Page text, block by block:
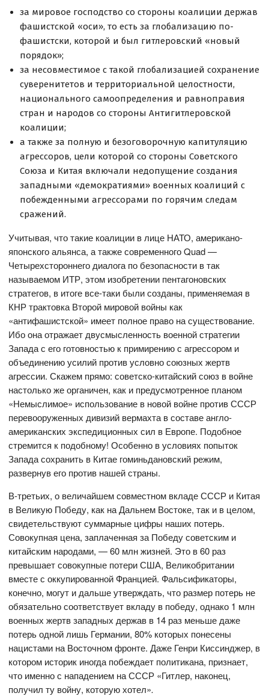
за мировое господство со стороны коалиции держав
фашистской «оси», то есть за глобализацию по-
фашистски, которой и был гитлеровский «новый
порядок»;
за несовместимое с такой глобализацией сохранение
суверенитетов и территориальной целостности,
национального самоопределения и равноправия
стран и народов со стороны Антигитлеровской
коалиции;
а также за полную и безоговорочную капитуляцию
агрессоров, цели которой со стороны Советского
Союза и Китая включали недопущение создания
западными «демократиями» военных коалиций с
побежденными агрессорами по горячим следам
сражений.
Учитывая, что такие коалиции в лице НАТО, американо-
японского альянса, а также современного Quad —
Четырехстороннего диалога по безопасности в так
называемом ИТР, этом изобретении пентагоновских
стратегов, в итоге все-таки были созданы, применяемая в
КНР трактовка Второй мировой войны как
«антифашистской» имеет полное право на существование.
Ибо она отражает двусмысленность военной стратегии
Запада с его готовностью к примирению с агрессором и
объединению усилий против условно союзных жертв
агрессии. Скажем прямо: советско-китайский союз в войне
настолько же органичен, как и предусмотренное планом
«Немыслимое» использование в новой войне против СССР
перевооруженных дивизий вермахта в составе англо-
американских экспедиционных сил в Европе. Подобное
стремится к подобному! Особенно в условиях попыток
Запада сохранить в Китае гоминьдановский режим,
развернув его против нашей страны.
В-третьих, о величайшем совместном вкладе СССР и Китая
в Великую Победу, как на Дальнем Востоке, так и в целом,
свидетельствуют суммарные цифры наших потерь.
Совокупная цена, заплаченная за Победу советским и
китайским народами, — 60 млн жизней. Это в 60 раз
превышает совокупные потери США, Великобритании
вместе с оккупированной Францией. Фальсификаторы,
конечно, могут и дальше утверждать, что размер потерь не
обязательно соответствует вкладу в победу, однако 1 млн
военных жертв западных держав в 14 раз меньше даже
потерь одной лишь Германии, 80% которых понесены
нацистами на Восточном фронте. Даже Генри Киссинджер, в
котором историк иногда побеждает политикана, признает,
что именно с нападением на СССР «Гитлер, наконец,
получил ту войну, которую хотел».